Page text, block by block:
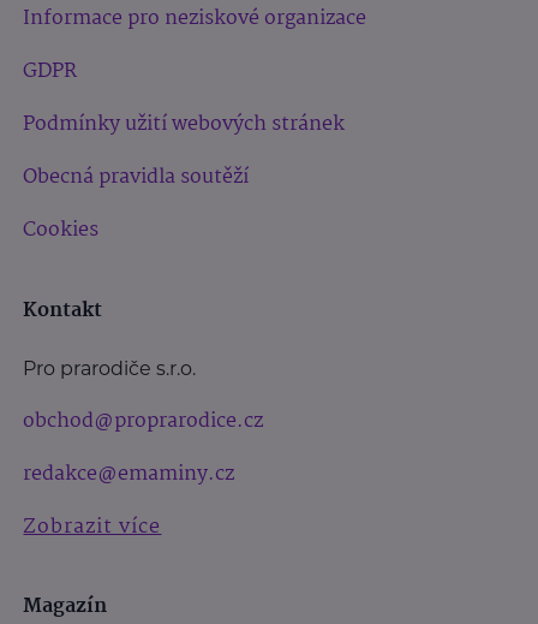
Informace pro neziskové organizace
GDPR
Podmínky užití webových stránek
Obecná pravidla soutěží
Cookies
Kontakt
Pro prarodiče s.r.o.
obchod@proprarodice.cz
redakce@emaminy.cz
Zobrazit více
Magazín